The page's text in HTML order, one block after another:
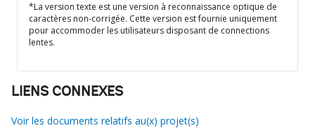
*La version texte est une version à reconnaissance optique de
caractères non-corrigée. Cette version est fournie uniquement
pour accommoder les utilisateurs disposant de connections
lentes.
LIENS CONNEXES
Voir les documents relatifs au(x) projet(s)